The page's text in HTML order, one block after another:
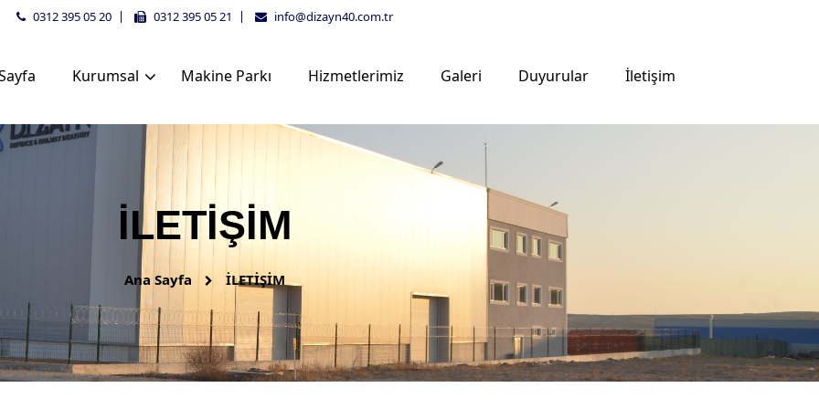
0312 395 05 20 0312 395 05 21 info@dizayn40.com.tr
Kurumsal Makine Parkı Hizmetlerimiz Galeri Duyurular İletişim
İLETİŞİM
Ana Sayfa İLETİŞİM